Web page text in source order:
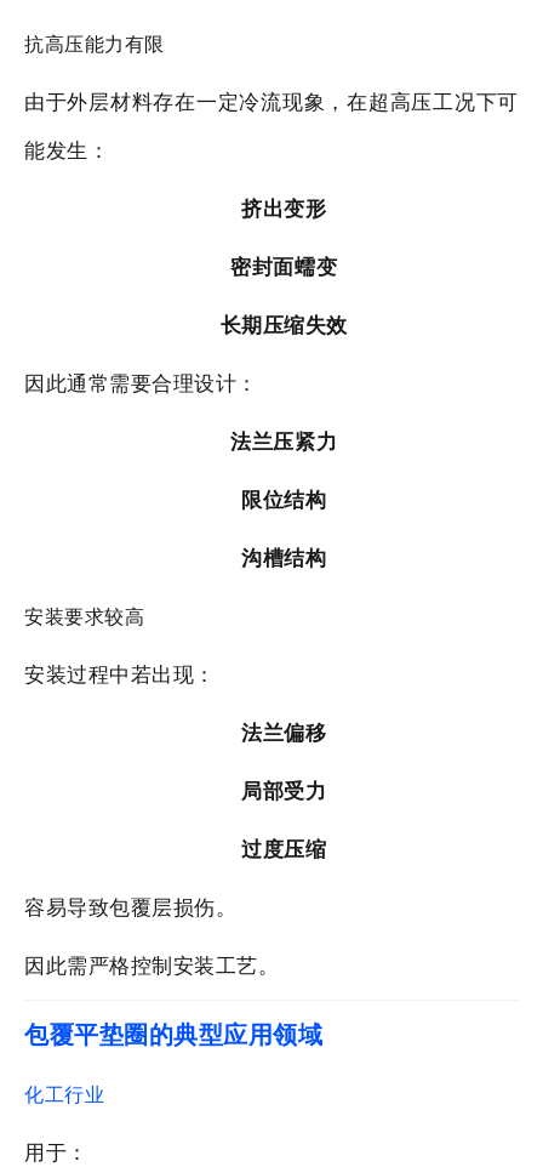
抗高压能力有限
由于外层材料存在一定冷流现象，在超高压工况下可
能发生：
挤出变形
密封面蠕变
长期压缩失效
因此通常需要合理设计：
法兰压紧力
限位结构
沟槽结构
安装要求较高
安装过程中若出现：
法兰偏移
局部受力
过度压缩
容易导致包覆层损伤。
因此需严格控制安装工艺。
包覆平垫圈的典型应用领域
化工行业
用于：